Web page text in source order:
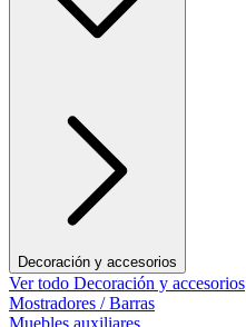
Decoración y accesorios
Ver todo Decoración y accesorios
Mostradores / Barras